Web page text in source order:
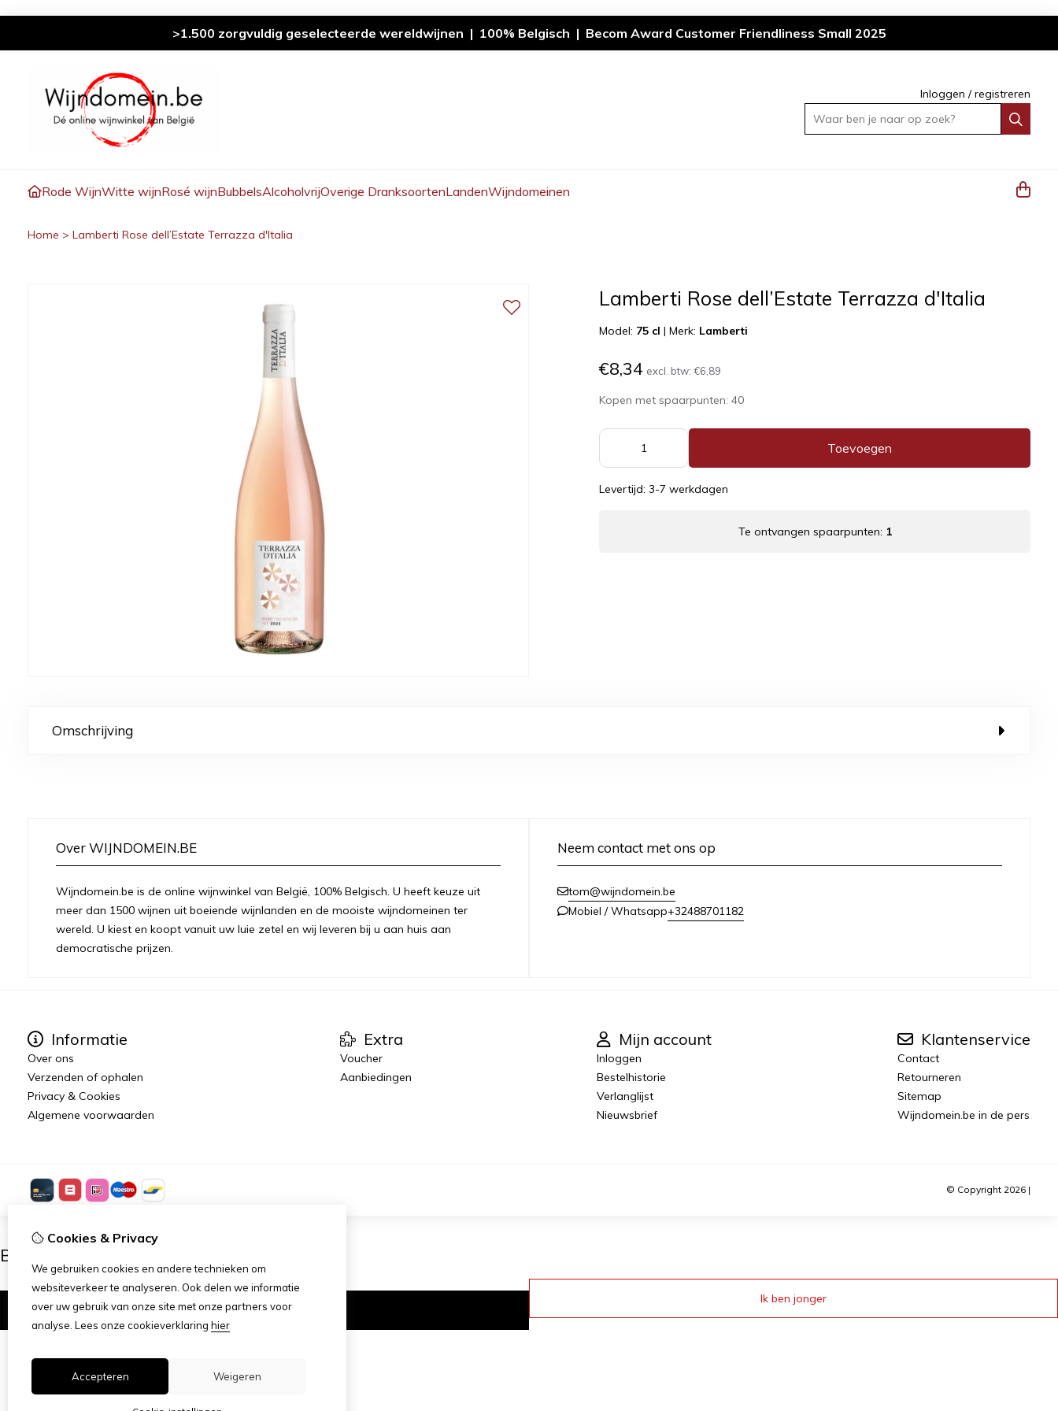
>1.500 zorgvuldig geselecteerde wereldwijnen | 100% Belgisch | Becom Award Customer Friendliness Small 2025
Inloggen /registreren
Waar ben je naar op zoek?
Rode WijnWitte wijnRosé wijnBubbelsAlcoholvrijOverige DranksoortenLandenWijndomeinen
Home > Lamberti Rose dell’Estate Terrazza d'Italia
Lamberti Rose dell’Estate Terrazza d'Italia
Model: 75 cl |Merk: Lamberti
€8,34 excl. btw:€6,89
Kopen met spaarpunten:40
Toevoegen
Levertijd: 3-7 werkdagen
Te ontvangen spaarpunten: 1
Omschrijving
Over WIJNDOMEIN.BE
Wijndomein.be is de online wijnwinkel van België, 100% Belgisch. U heeft keuze uit
meer dan 1500 wijnen uit boeiende wijnlanden en de mooiste wijndomeinen ter
wereld. U kiest en koopt vanuit uw luie zetel en wij leveren bij u aan huis aan
democratische prijzen.
Neem contact met ons op
tom@wijndomein.be
Mobiel / Whatsapp+32488701182
Informatie
Over ons
Verzenden of ophalen
Privacy & Cookies
Algemene voorwaarden
Extra
Voucher
Aanbiedingen
Mijn account
Inloggen
Bestelhistorie
Verlanglijst
Nieuwsbrief
Klantenservice
Contact
Retourneren
Sitemap
Wijndomein.be in de pers
© Copyright 2026 |
Cookies & Privacy
We gebruiken cookies en andere technieken om
websiteverkeer te analyseren. Ook delen we informatie
over uw gebruik van onze site met onze partners voor
analyse. Lees onze cookieverklaring hier
Accepteren Weigeren
Ben je 18 of ouder?
Ik ben 18+
Ik ben jonger